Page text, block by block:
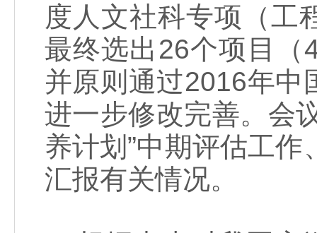
度人文社科专项（工
最终选出26个项目（
并原则通过2016年中
进一步修改完善。会
养计划”中期评估工
汇报有关情况。